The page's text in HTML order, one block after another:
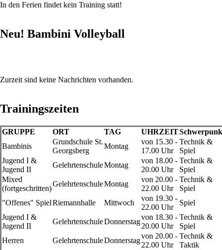
In den Ferien findet kein Training statt!
Neu! Bambini Volleyball
Zurzeit sind keine Nachrichten vorhanden.
Trainingszeiten
GRUPPE ORT TAG UHRZEIT
Bambinis
Grundschule St.
Georgsberg
Montag
von 15.30 -
17.00 Uhr
Technik &
Spiel
Jugend I &
Jugend II
GelehrtenschuleMontag
von 18.00 -
20.00 Uhr
Technik &
Spiel
Mixed
(fortgeschritten)
GelehrtenschuleMontag
von 20.00 -
22.00 Uhr
Technik &
Spiel
"Offenes" SpielRiemannhalle Mittwoch
von 19.30 -
22.00 Uhr
Spiel
Jugend I &
Jugend II
GelehrtenschuleDonnerstag
von 18.30 -
20.00 Uhr
Technik &
Spiel
Herren
GelehrtenschuleDonnerstag
von 20.00 -
22.00 Uhr
Technik &
Taktik